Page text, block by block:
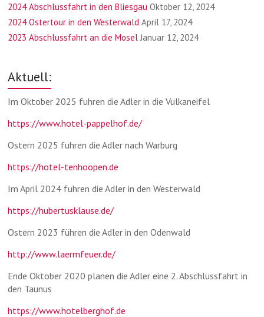
2024 Abschlussfahrt in den Bliesgau Oktober 12, 2024
2024 Ostertour in den Westerwald April 17, 2024
2023 Abschlussfahrt an die Mosel Januar 12, 2024
Aktuell:
Im Oktober 2025 fuhren die Adler in die Vulkaneifel
https://www.hotel-pappelhof.de/
Ostern 2025 fuhren die Adler nach Warburg
https://hotel-tenhoopen.de
Im April 2024 fuhren die Adler in den Westerwald
https://hubertusklause.de/
Ostern 2023 führen die Adler in den Odenwald
http://www.laermfeuer.de/
Ende Oktober 2020 planen die Adler eine 2. Abschlussfahrt in
den Taunus
https://www.hotelberghof.de